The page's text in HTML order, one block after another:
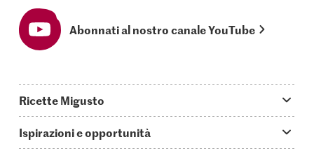
Abonnati al nostro canale YouTube
Ricette Migusto
Oggi cucino
Ispirazioni e opportunità